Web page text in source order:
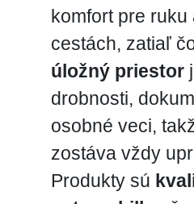
komfort pre ruku
cestách, zatiaľ
úložný priestor
drobnosti,
osobné veci,
zostáva vždy
Produkty sú